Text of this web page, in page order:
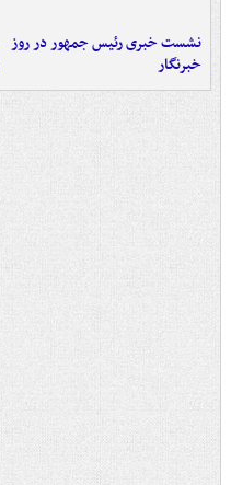
نشست خبری رئیس جمهور در روز
خبرنگار